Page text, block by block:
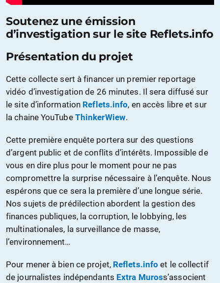
Soutenez une émission
d’investigation sur le site Reflets.info
Présentation du projet
Cette collecte sert à financer un premier reportage
vidéo d’investigation de 26 minutes. Il sera diffusé sur
le site d’information Reflets.info, en accès libre et sur
la chaine YouTube ThinkerWiew.
Cette première enquête portera sur des questions
d’argent public et de conflits d’intérêts. Impossible de
vous en dire plus pour le moment pour ne pas
compromettre la surprise nécessaire à l’enquête. Nous
espérons que ce sera la première d’une longue série.
Nos sujets de prédilection abordent la gestion des
finances publiques, la corruption, le lobbying, les
multinationales, la surveillance de masse,
l’environnement…
Pour mener à bien ce projet, Reflets.info et le collectif
de journalistes indépendants Extra Muross’associent